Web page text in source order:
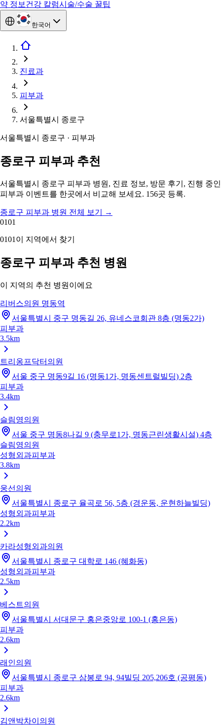
약 정보 건강 칼럼시술/수술 꿀팁
한국어
진료과
피부과
서울특별시 종로구
서울특별시 종로구 · 피부과
종로구 피부과 추천
서울특별시 종로구 피부과 병원, 진료 정보, 방문 후기, 진행 중인
피부과 이벤트를 한곳에서 비교해 보세요. 156곳 등록.
종로구 피부과 병원 전체 보기
→
0101
0101 이 지역에서 찾기
종로구 피부과 추천 병원
이 지역의 추천 병원이에요
리버스의원 명동역
서울특별시 중구 명동길 26, 유네스코회관 8층 (명동2가)
피부과
3.5km
트리옹프닥터의원
서울 중구 명동9길 16 (명동1가, 명동센트럴빌딩) 2층
피부과
3.4km
슬림영의원
서울 중구 명동8나길 9 (충무로1가, 명동근린생활시설) 4층
슬림영의원
성형외과피부과
3.8km
웅선의원
서울특별시 종로구 율곡로 56, 5층 (경운동, 운현하늘빌딩)
성형외과피부과
2.2km
카라성형외과의원
서울특별시 종로구 대학로 146 (혜화동)
성형외과피부과
2.5km
베스트의원
서울특별시 서대문구 홍은중앙로 100-1 (홍은동)
피부과
2.6km
래인의원
서울특별시 종로구 삼봉로 94, 94빌딩 205,206호 (공평동)
피부과
2.6km
김앤박차이의원